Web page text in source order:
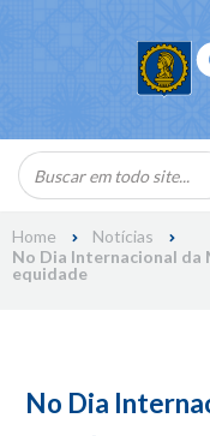
Home
Notícias
No Dia Internacional da
equidade
No Dia